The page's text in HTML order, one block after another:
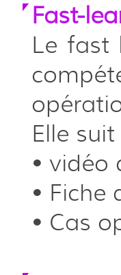
Fast-
Le fast
Elle
• vidéo
• Fiche
• Cas